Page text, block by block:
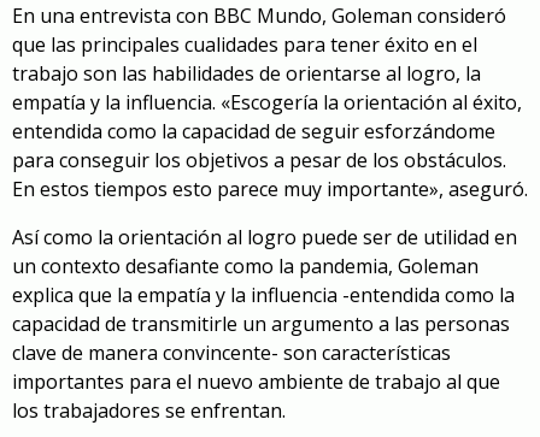
En una entrevista con BBC Mundo, Goleman consideró
que las principales cualidades para tener éxito en el
trabajo son las habilidades de orientarse al logro, la
empatía y la influencia. «Escogería la orientación al éxito,
entendida como la capacidad de seguir esforzándome
para conseguir los objetivos a pesar de los obstáculos.
En estos tiempos esto parece muy importante», aseguró.
Así como la orientación al logro puede ser de utilidad en
un contexto desafiante como la pandemia, Goleman
explica que la empatía y la influencia -entendida como la
capacidad de transmitirle un argumento a las personas
clave de manera convincente- son características
importantes para el nuevo ambiente de trabajo al que
los trabajadores se enfrentan.